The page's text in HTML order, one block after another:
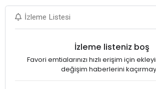
İzleme Listesi
İzleme listeniz boş
Favori emtialarınızı hızlı erişim için
değişim haberlerini